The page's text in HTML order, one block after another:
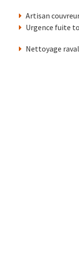
Artisan
Urgence fuite
Nettoyage